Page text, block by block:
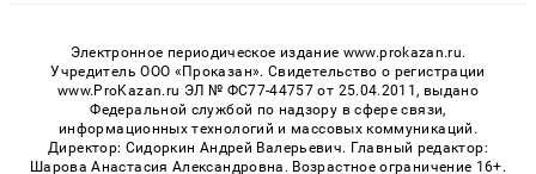
Электронное периодическое издание www.prokazan.ru.
Учредитель ООО «Проказан». Cвидетельство о регистрации
www.ProKazan.ru ЭЛ № ФС77-44757 от 25.04.2011, выдано
Федеральной службой по надзору в сфере связи,
информационных технологий и массовых коммуникаций.
Директор: Сидоркин Андрей Валерьевич. Главный редактор:
Шарова Анастасия Александровна. Возрастное ограничение 16+.